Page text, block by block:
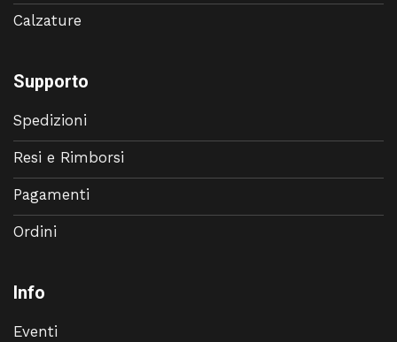
Calzature
Supporto
Spedizioni
Resi e Rimborsi
Pagamenti
Ordini
Info
Eventi